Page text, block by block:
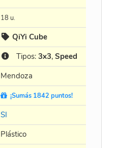
18 u.
QiYi Cube
Tipos: 3x3, Speed
Mendoza
¡Sumás 1842 puntos!
SI
Plástico